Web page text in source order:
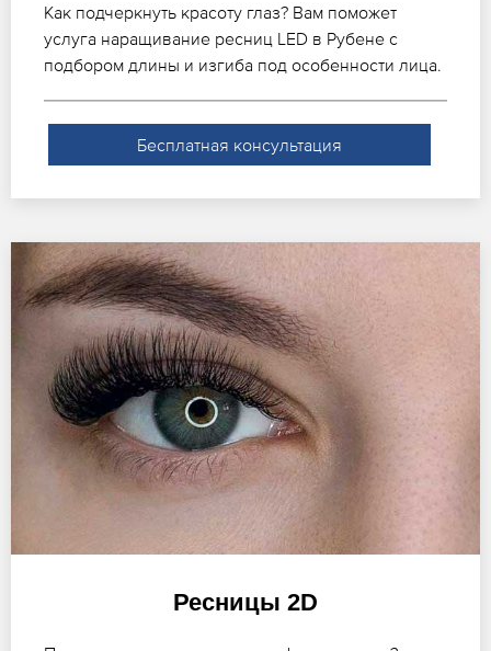
Как подчеркнуть красоту глаз? Вам поможет
услуга наращивание ресниц LED в Рубене с
подбором длины и изгиба под особенности лица.
Бесплатная консультация
Ресницы 2D